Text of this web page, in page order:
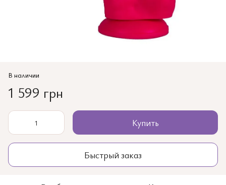
В наличии
1 599 грн
Купить
Быстрый заказ